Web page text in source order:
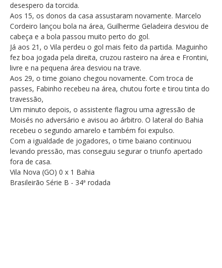
desespero da torcida.
Aos 15, os donos da casa assustaram novamente. Marcelo
Cordeiro lançou bola na área, Guilherme Geladeira desviou de
cabeça e a bola passou muito perto do gol.
Já aos 21, o Vila perdeu o gol mais feito da partida. Maguinho
fez boa jogada pela direita, cruzou rasteiro na área e Frontini,
livre e na pequena área desviou na trave.
Aos 29, o time goiano chegou novamente. Com troca de
passes, Fabinho recebeu na área, chutou forte e tirou tinta do
travessão,
Um minuto depois, o assistente flagrou uma agressão de
Moisés no adversário e avisou ao árbitro. O lateral do Bahia
recebeu o segundo amarelo e também foi expulso.
Com a igualdade de jogadores, o time baiano continuou
levando pressão, mas conseguiu segurar o triunfo apertado
fora de casa.
Vila Nova (GO) 0 x 1 Bahia
Brasileirão Série B - 34ª rodada